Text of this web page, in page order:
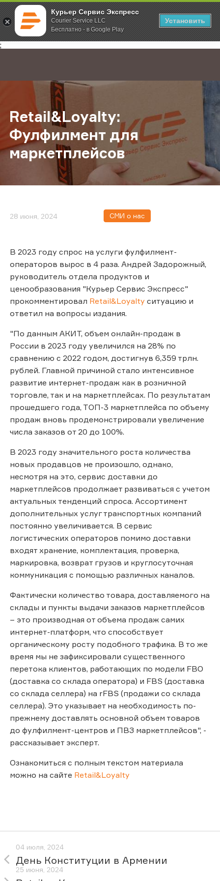
Курьер Сервис Экспресс
Courier Service LLC
Бесплатно - в Google Play
Установить
;
Главная О компании Новости Retail&Loyalty: Фулфилмент для
Retail&Loyalty:
Фулфилмент для
маркетплейсов
28 июня, 2024 СМИ о нас
В 2023 году спрос на услуги фулфилмент-
операторов вырос в 4 раза. Андрей Задорожный,
руководитель отдела продуктов и
ценообразования "Курьер Сервис Экспресс"
прокомментировал Retail&Loyalty ситуацию и
ответил на вопросы издания.
"По данным АКИТ, объем онлайн-продаж в
России в 2023 году увеличился на 28% по
сравнению с 2022 годом, достигнув 6,359 трлн.
рублей. Главной причиной стало интенсивное
развитие интернет-продаж как в розничной
торговле, так и на маркетплейсах. По результатам
прошедшего года, ТОП-3 маркетплейса по объему
продаж вновь продемонстрировали увеличение
числа заказов от 20 до 100%.
В 2023 году значительного роста количества
новых продавцов не произошло, однако,
несмотря на это, сервис доставки до
маркетплейсов продолжает развиваться с учетом
актуальных тенденций спроса. Ассортимент
дополнительных услуг транспортных компаний
постоянно увеличивается. В сервис
логистических операторов помимо доставки
входят хранение, комплектация, проверка,
маркировка, возврат грузов и круглосуточная
коммуникация с помощью различных каналов.
Фактически количество товара, доставляемого на
склады и пункты выдачи заказов маркетплейсов
– это производная от объема продаж самих
интернет-платформ, что способствует
органическому росту подобного трафика. В то же
время мы не зафиксировали существенного
перетока клиентов, работающих по модели FBO
(доставка со склада оператора) и FBS (доставка
со склада селлера) на rFBS (продажи со склада
селлера). Это указывает на необходимость по-
прежнему доставлять основной объем товаров
до фулфилмент-центров и ПВЗ маркетплейсов", -
рассказывает эксперт.
Ознакомиться с полным текстом материала
можно на сайте Retail&Loyalty
04 июля, 2024
День Конституции в Армении
25 июня, 2024